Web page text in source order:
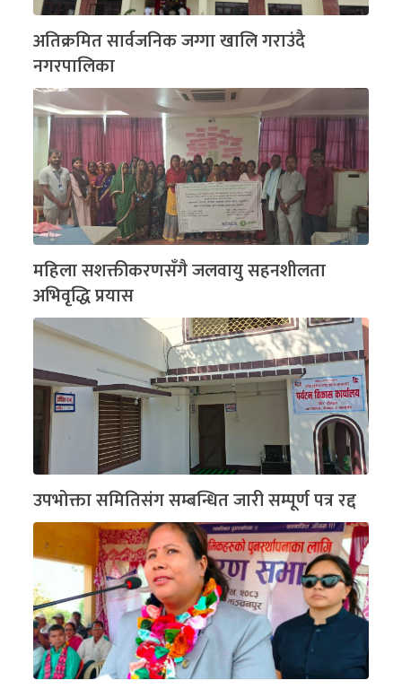
अतिक्रमित सार्वजनिक जग्गा खालि गराउंदै
नगरपालिका
महिला सशक्तीकरणसँगै जलवायु सहनशीलता
अभिवृद्धि प्रयास
उपभोक्ता समितिसंग सम्बन्धित जारी सम्पूर्ण पत्र रद्द